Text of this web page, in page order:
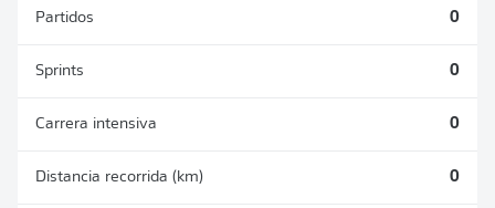
Partidos 0
Sprints 0
Carrera intensiva 0
Distancia recorrida (km) 0